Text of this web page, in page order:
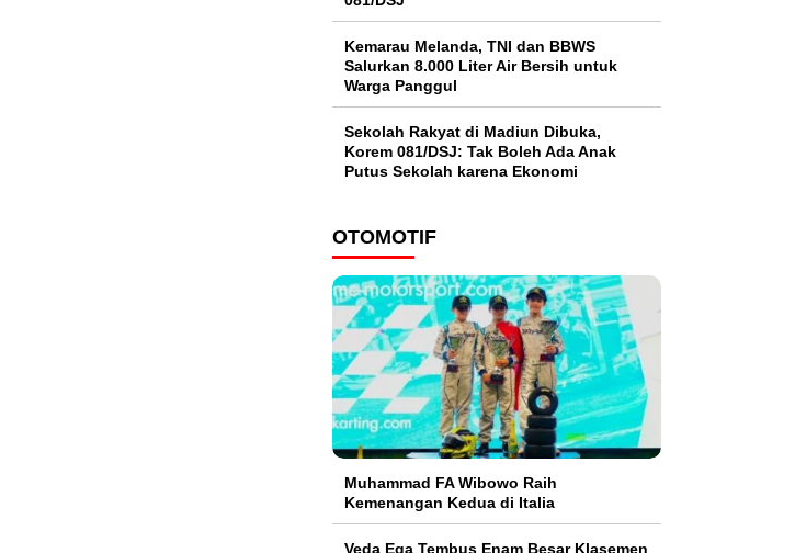
Kemarau Melanda, TNI dan BBWS
Salurkan 8.000 Liter Air Bersih untuk
Warga Panggul
Sekolah Rakyat di Madiun Dibuka,
Korem 081/DSJ: Tak Boleh Ada Anak
Putus Sekolah karena Ekonomi
OTOMOTIF
Muhammad FA Wibowo Raih
Kemenangan Kedua di Italia
Veda Ega Tembus Enam Besar Klasemen